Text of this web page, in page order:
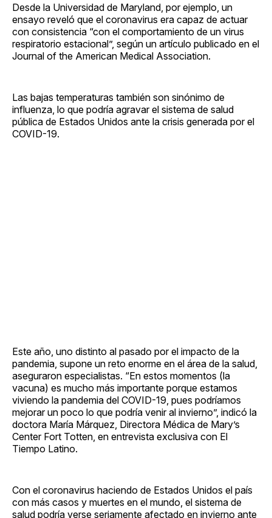
Desde la Universidad de Maryland, por ejemplo, un
ensayo reveló que el coronavirus era capaz de actuar
con consistencia “con el comportamiento de un virus
respiratorio estacional”, según un artículo publicado en el
Journal of the American Medical Association.
Las bajas temperaturas también son sinónimo de
influenza, lo que podría agravar el sistema de salud
pública de Estados Unidos ante la crisis generada por el
COVID-19.
Este año, uno distinto al pasado por el impacto de la
pandemia, supone un reto enorme en el área de la salud,
aseguraron especialistas. “En estos momentos (la
vacuna) es mucho más importante porque estamos
viviendo la pandemia del COVID-19, pues podríamos
mejorar un poco lo que podría venir al invierno”, indicó la
doctora María Márquez, Directora Médica de Mary’s
Center Fort Totten, en entrevista exclusiva con El
Tiempo Latino.
Con el coronavirus haciendo de Estados Unidos el país
con más casos y muertes en el mundo, el sistema de
salud podría verse seriamente afectado en invierno ante